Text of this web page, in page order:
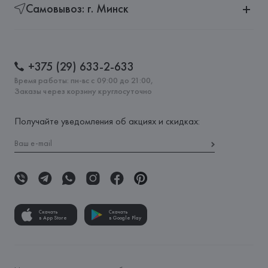
Самовывоз: г. Минск
+375 (29) 633-2-633
Время работы: пн-вс с 09:00 до 21:00,
Заказы через корзину круглосуточно
Получайте уведомления об акциях и скидках:
Скачать
в App Store
Скачать
в Google Play